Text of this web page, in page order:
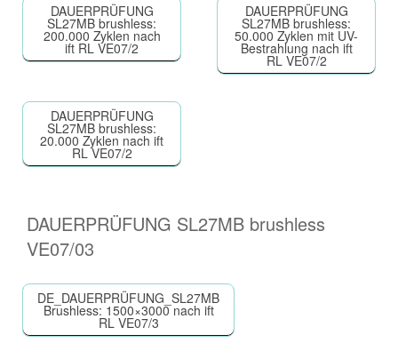
DAUERPRÜFUNG
SL27MB brushless:
200.000 Zyklen nach
ift RL VE07/2
DAUERPRÜFUNG
SL27MB brushless:
50.000 Zyklen mit UV-
Bestrahlung nach ift
RL VE07/2
DAUERPRÜFUNG
SL27MB brushless:
20.000 Zyklen nach ift
RL VE07/2
DAUERPRÜFUNG SL27MB brushless
VE07/03
DE_DAUERPRÜFUNG_SL27MB
Brushless: 1500×3000 nach ift
RL VE07/3